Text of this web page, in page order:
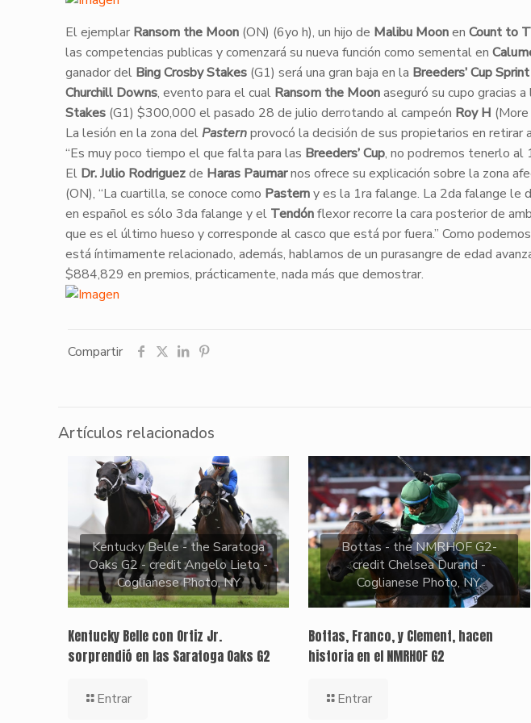
​El ejemplar Ransom the Moon(ON) (6yo h), un hijo de Malibu Moonen Count to
las competencias publicas y comenzará su nueva función como semental en
ganador del Bing Crosby Stakes (G1) será una gran baja en la Breeders’ Cup Sprint
Churchill Downs, evento para el cual Ransom the Moonaseguró su cupo gracias
Stakes(G1) $300,000 el pasado 28 de julio derrotando al campeón Roy H
​La lesión en la zona delPasternprovocó la decisión de sus propietarios en retirar
“Es muy poco tiempo el que falta para las Breeders’ Cup, no podremos tenerlo al
El Dr. Julio Rodriguezde Haras Paumarnos ofrece su explicación sobre la zona
(ON), “La cuartilla, se conoce como Pasterny es la 1ra falange. La 2da falange le
en español es sólo 3da falange y el Tendónflexor recorre la cara posterior de
que es el último hueso y corresponde al casco que está por fuera.” Como
está íntimamente relacionado, además, hablamos de un purasangre de edad
$884,829 en premios, prácticamente, nada más que demostrar.
Compartir
Artículos relacionados
Kentucky Belle - the Saratoga
Oaks G2 - credit Angelo Lieto -
Coglianese Photo, NY
Kentucky Belle con Ortiz Jr.
sorprendió en las Saratoga Oaks G2
Entrar
Bottas - the NMRHOF G2-
credit Chelsea Durand -
Coglianese Photo, NY.
Bottas, Franco, y Clement, hacen
historia en el NMRHOF G2
Entrar